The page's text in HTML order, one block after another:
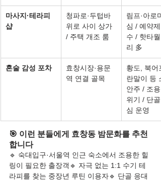
마사지·테라피
샵
청파로·두텁바
위로 사이 상가
/ 주택 개조 룸
림프·아로
심 / 예약제
수 / 핫타월
리 多
혼술 감성 포차
효창시장·용문
역 연결 골목
황도, 북어
란말이 등
안주 / 조용
위기 / 단골
심 운영
🎯 이런 분들에게 효창동 밤문화를 추천
합니다
🔹 숙대입구·서울역 인근 숙소에서 조용한 힐
링이 필요한 출장객🔹 자극 없는 1:1 수기 테
라피를 찾는 중장년 루틴 이용자🔹 단골 응대